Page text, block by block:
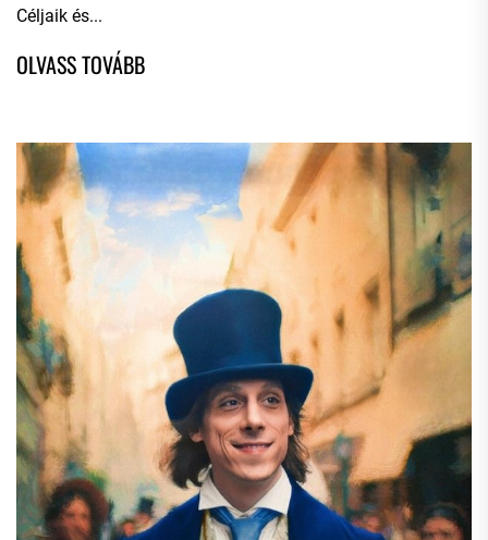
Céljaik és...